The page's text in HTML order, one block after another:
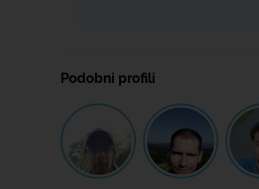
Podobni profili